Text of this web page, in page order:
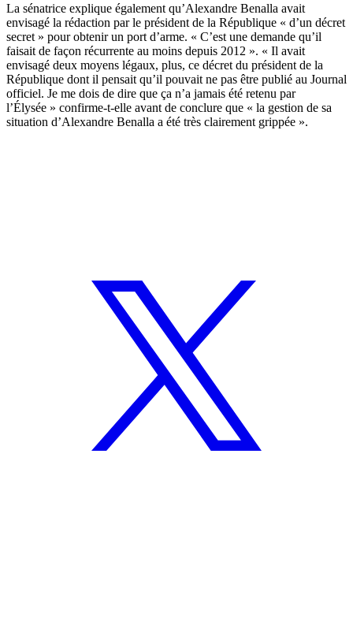
La sénatrice explique également qu’Alexandre Benalla avait
envisagé la rédaction par le président de la République « d’un décret
secret » pour obtenir un port d’arme. « C’est une demande qu’il
faisait de façon récurrente au moins depuis 2012 ». « Il avait
envisagé deux moyens légaux, plus, ce décret du président de la
République dont il pensait qu’il pouvait ne pas être publié au Journal
officiel. Je me dois de dire que ça n’a jamais été retenu par
l’Élysée » confirme-t-elle avant de conclure que « la gestion de sa
situation d’Alexandre Benalla a été très clairement grippée ».